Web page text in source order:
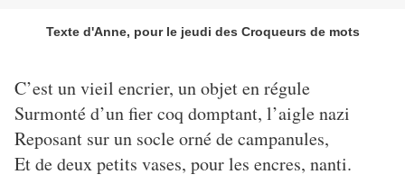
Texte d'Anne, pour le jeudi des Croqueurs de mots
C’est un vieil encrier, un objet en régule
Surmonté d’un fier coq domptant, l’aigle nazi
Reposant sur un socle orné de campanules,
Et de deux petits vases, pour les encres, nanti.